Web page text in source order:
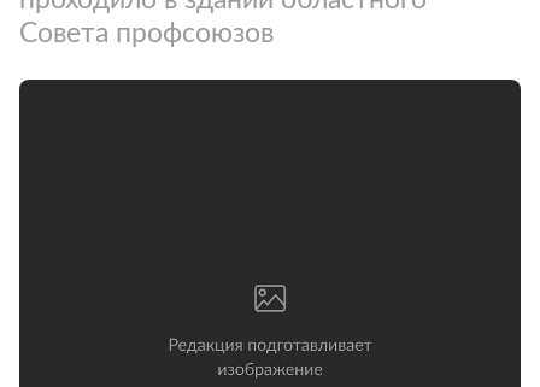
Совета профсоюзов